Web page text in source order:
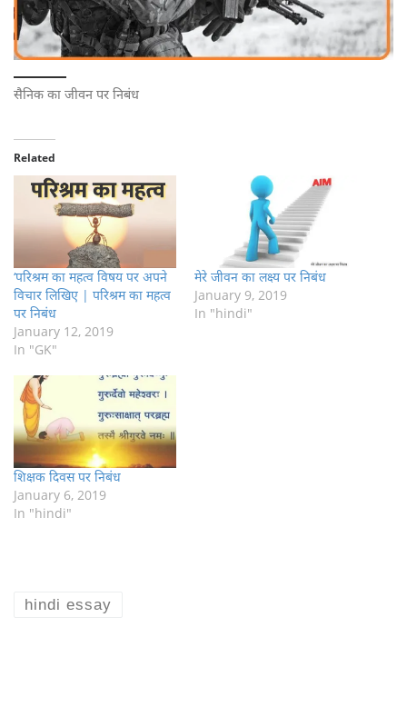
सैनिक का जीवन पर निबंध
Related
‘परिश्रम का महत्व विषय पर अपने
विचार लिखिए | परिश्रम का महत्व
पर निबंध
January 12, 2019
In "GK"
मेरे जीवन का लक्ष्य पर निबंध
January 9, 2019
In "hindi"
शिक्षक दिवस पर निबंध
January 6, 2019
In "hindi"
hindi essay